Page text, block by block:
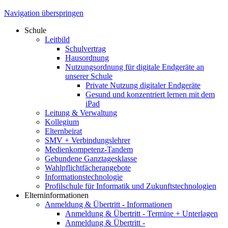
Navigation überspringen
Schule
Leitbild
Schulvertrag
Hausordnung
Nutzungsordnung für digitale Endgeräte an
unserer Schule
Private Nutzung digitaler Endgeräte
Gesund und konzentriert lernen mit dem
iPad
Leitung & Verwaltung
Kollegium
Elternbeirat
SMV + Verbindungslehrer
Medienkompetenz-Tandem
Gebundene Ganztagesklasse
Wahlpflichtfächerangebote
Informationstechnologie
Profilschule für Informatik und Zukunftstechnologien
Elterninformationen
Anmeldung & Übertritt - Informationen
Anmeldung & Übertritt - Termine + Unterlagen
Anmeldung & Übertritt -